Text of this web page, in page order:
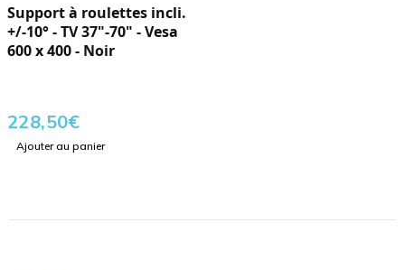
Support à roulettes incli.
+/-10° - TV 37"-70" - Vesa
600 x 400 - Noir
228,50€
Ajouter au panier